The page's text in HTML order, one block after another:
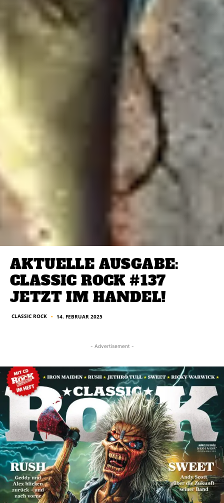
AKTUELLE AUSGABE:
CLASSIC ROCK #137
JETZT IM HANDEL!
CLASSIC ROCK ■ 14. FEBRUAR 2025
- Advertisement -